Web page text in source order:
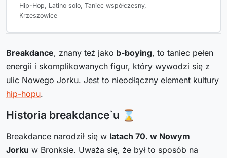
Hip-Hop, Latino solo, Taniec współczesny,
Krzeszowice
Breakdance, znany też jako b-boying, to taniec pełen
energii i skomplikowanych figur, który wywodzi się z
ulic Nowego Jorku. Jest to nieodłączny element kultury
hip-hopu.
Historia breakdance`u ⌛
Breakdance narodził się w latach 70. w Nowym
Jorku w Bronksie. Uważa się, że był to sposób na